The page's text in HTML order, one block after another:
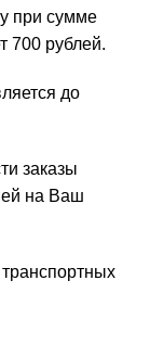
при сумме
700 рублей.
до
заказы
на Ваш